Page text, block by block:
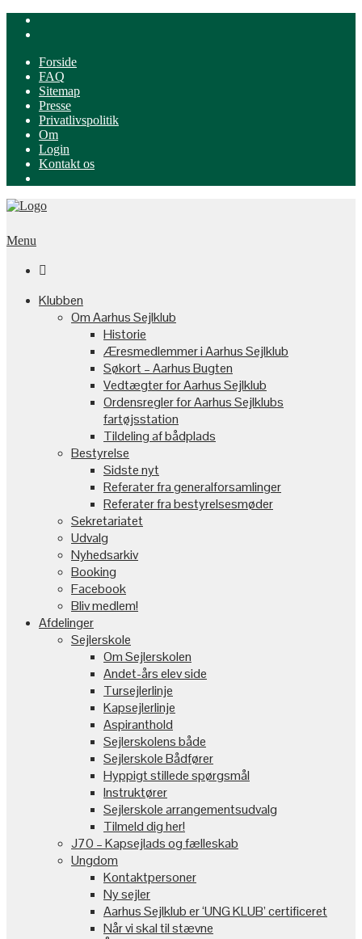
Forside
FAQ
Sitemap
Presse
Privatlivspolitik
Om
Login
Kontakt os
Menu

Klubben
Om Aarhus Sejlklub
Historie
Æresmedlemmer i Aarhus Sejlklub
Søkort – Aarhus Bugten
Vedtægter for Aarhus Sejlklub
Ordensregler for Aarhus Sejlklubs
fartøjsstation
Tildeling af bådplads
Bestyrelse
Sidste nyt
Referater fra generalforsamlinger
Referater fra bestyrelsesmøder
Sekretariatet
Udvalg
Nyhedsarkiv
Booking
Facebook
Bliv medlem!
Afdelinger
Sejlerskole
Om Sejlerskolen
Andet-års elev side
Tursejlerlinje
Kapsejlerlinje
Aspiranthold
Sejlerskolens både
Sejlerskole Bådfører
Hyppigt stillede spørgsmål
Instruktører
Sejlerskole arrangementsudvalg
Tilmeld dig her!
J70 – Kapsejlads og fælleskab
Ungdom
Kontaktpersoner
Ny sejler
Aarhus Sejlklub er ‘UNG KLUB’ certificeret
Når vi skal til stævne